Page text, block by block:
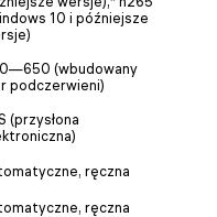
10 i późniejsze
(wbudowany
podczerwieni)
(przysłona
ręczna
ręczna